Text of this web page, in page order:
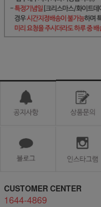
CUSTOMER CENTER
1644-4869